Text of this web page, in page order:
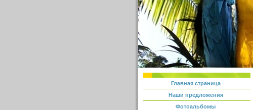
Главная страница
Наши предложения
Фотоальбомы